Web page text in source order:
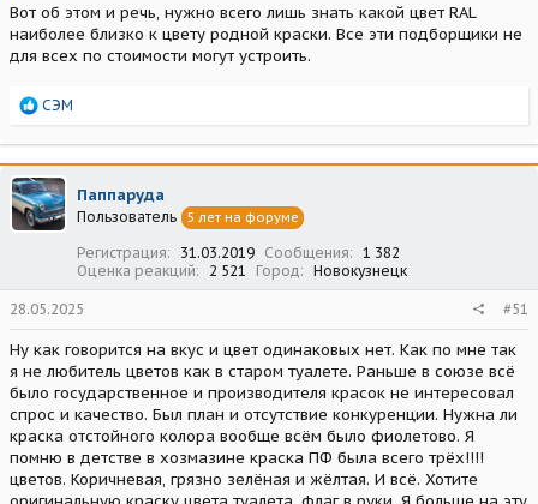
Вот об этом и речь, нужно всего лишь знать какой цвет RAL
наиболее близко к цвету родной краски. Все эти подборщики не
для всех по стоимости могут устроить.
Р
а
к
ц
и
и
СЭМ
Паппаруда
Пользователь 5 лет на форуме
Регистрация 31.03.2019 Сообщения
1 382
Оценка реакций
2 521 Город Новокузнецк
28.05.2025 #51
Ну как говорится на вкус и цвет одинаковых нет. Как по мне так
я не любитель цветов как в старом туалете. Раньше в союзе всë
было государственное и производителя красок не интересовал
спрос и качество. Был план и отсутствие конкуренции. Нужна ли
краска отстойного колора вообще всём было фиолетово. Я
помню в детстве в хозмазине краска ПФ была всего трëх!!!!
цветов. Коричневая, грязно зелёная и жёлтая. И всë. Хотите